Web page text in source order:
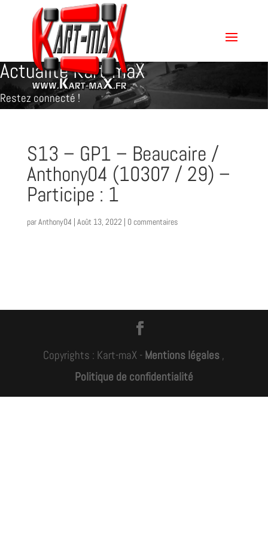
Actualité Kart-maX
Restez connecté !
S13 – GP1 – Beaucaire /
Anthony04 (10307 / 29) –
Participe : 1
parAnthony04 | Août 13, 2022 | 0 commentaires
Copyrights : Kart-maX - Mentions légales ,
Politique de confidentialité